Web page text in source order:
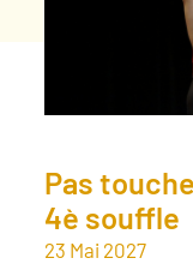
Pas
4è souffle
23 Mai 2027